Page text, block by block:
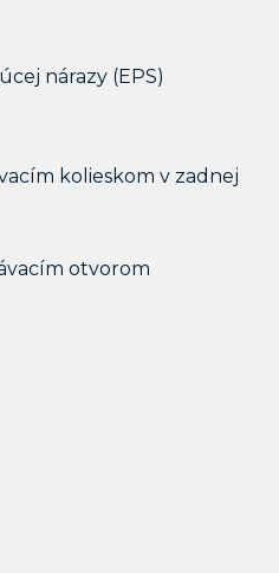
nárazy (EPS)
kolieskom v zadnej
otvorom